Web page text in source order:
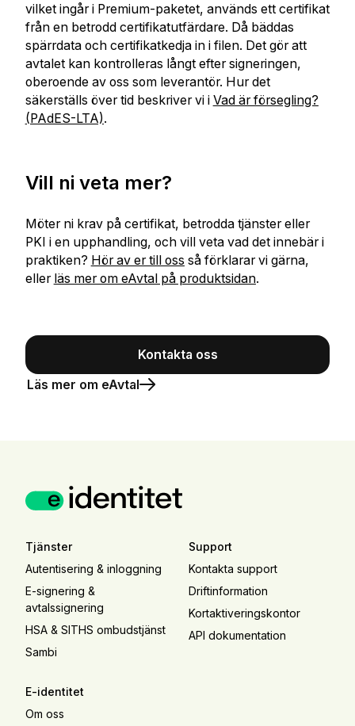
vilket ingår i Premium-paketet, används ett certifikat
från en betrodd certifikatutfärdare. Då bäddas
spärrdata och certifikatkedja in i filen. Det gör att
avtalet kan kontrolleras långt efter signeringen,
oberoende av oss som leverantör. Hur det
säkerställs över tid beskriver vi i Vad är försegling?
(PAdES-LTA).
Vill ni veta mer?
Möter ni krav på certifikat, betrodda tjänster eller
PKI i en upphandling, och vill veta vad det innebär i
praktiken? Hör av er till oss så förklarar vi gärna,
eller läs mer om eAvtal på produktsidan.
Kontakta oss
Läs mer om eAvtal
Tjänster
Autentisering & inloggning
E-signering &
avtalssignering
HSA & SITHS ombudstjänst
Sambi
Support
Kontakta support
Driftinformation
Kortaktiveringskontor
API dokumentation
E-identitet
Om oss